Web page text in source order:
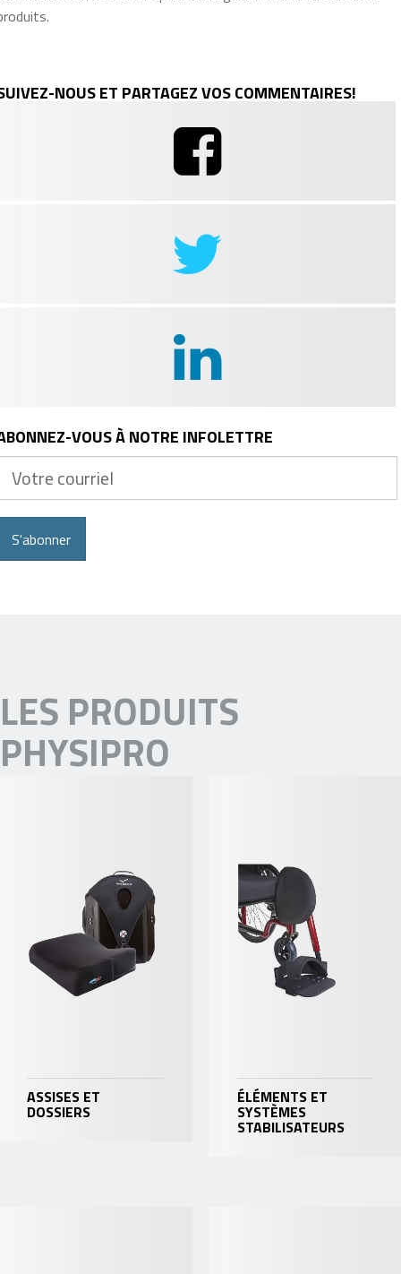
NOUS ET PARTAGEZ VOS COMMENTAIRES!
VOUS À NOTRE INFOLETTRE
S'abonner
LES PRODUITS
PHYSIPRO
ASSISES ET
DOSSIERS
ÉLÉMENTS ET
SYSTÈMES
STABILISATEURS